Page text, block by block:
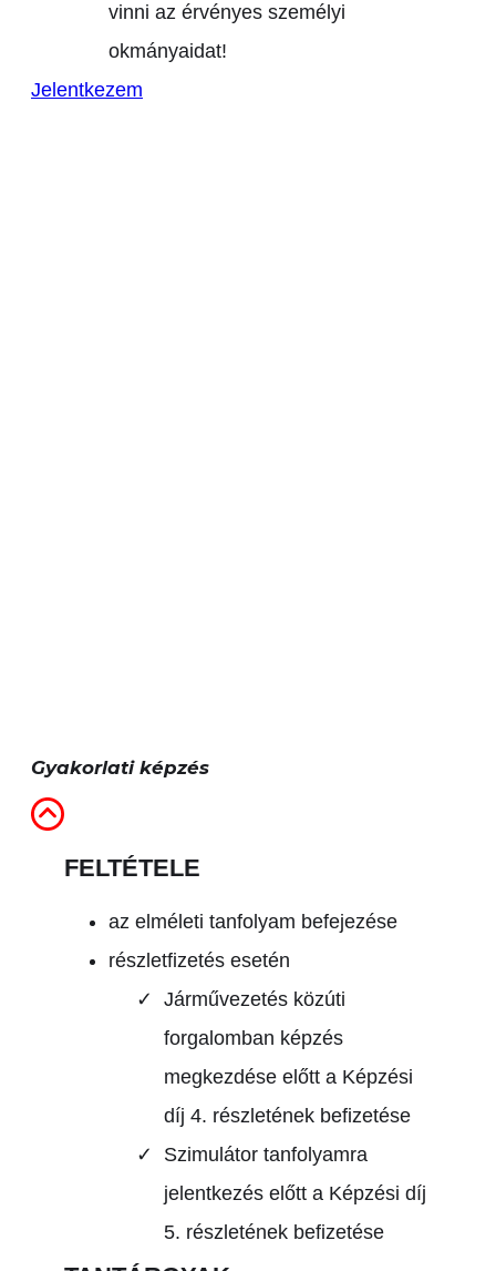
vinni az érvényes személyi
okmányaidat!
Jelentkezem
Gyakorlati képzés
FELTÉTELE
az elméleti tanfolyam befejezése
részletfizetés esetén
Járművezetés közúti
forgalomban képzés
megkezdése előtt a Képzési
díj 4. részletének befizetése
Szimulátor tanfolyamra
jelentkezés előtt a Képzési díj
5. részletének befizetése